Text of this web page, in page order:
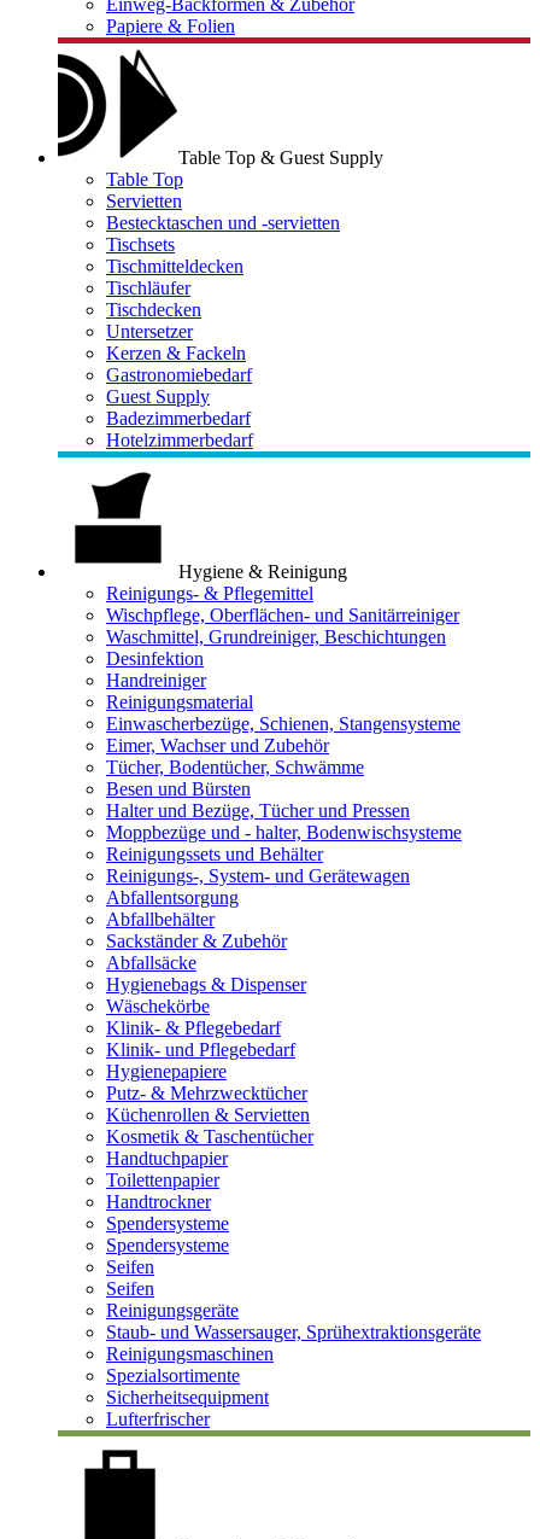
Einweg-Backformen & Zubehör
Papiere & Folien
Table Top & Guest Supply
Table Top
Servietten
Bestecktaschen und -servietten
Tischsets
Tischmitteldecken
Tischläufer
Tischdecken
Untersetzer
Kerzen & Fackeln
Gastronomiebedarf
Guest Supply
Badezimmerbedarf
Hotelzimmerbedarf
Hygiene & Reinigung
Reinigungs- & Pflegemittel
Wischpflege, Oberflächen- und Sanitärreiniger
Waschmittel, Grundreiniger, Beschichtungen
Desinfektion
Handreiniger
Reinigungsmaterial
Einwascherbezüge, Schienen, Stangensysteme
Eimer, Wachser und Zubehör
Tücher, Bodentücher, Schwämme
Besen und Bürsten
Halter und Bezüge, Tücher und Pressen
Moppbezüge und - halter, Bodenwischsysteme
Reinigungssets und Behälter
Reinigungs-, System- und Gerätewagen
Abfallentsorgung
Abfallbehälter
Sackständer & Zubehör
Abfallsäcke
Hygienebags & Dispenser
Wäschekörbe
Klinik- & Pflegebedarf
Klinik- und Pflegebedarf
Hygienepapiere
Putz- & Mehrzwecktücher
Küchenrollen & Servietten
Kosmetik & Taschentücher
Handtuchpapier
Toilettenpapier
Handtrockner
Spendersysteme
Spendersysteme
Seifen
Seifen
Reinigungsgeräte
Staub- und Wassersauger, Sprühextraktionsgeräte
Reinigungsmaschinen
Spezialsortimente
Sicherheitsequipment
Lufterfrischer